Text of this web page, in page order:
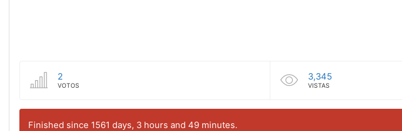
2
VOTOS
3,345
VISTAS
Finished since 1561 days, 3 hours and 49 minutes.